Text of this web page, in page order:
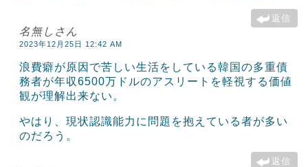
返信
名無しさん
2023年12月25日 12:42 AM
浪費癖が原因で苦しい生活をしている韓国の多重債
務者が年収6500万ドルのアスリートを軽視する価値
観が理解出来ない。
やはり、現状認識能力に問題を抱えている者が多い
のだろう。
返信